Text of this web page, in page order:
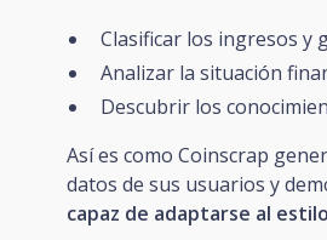
Clasificar los ingresos y
Analizar la situación
Descubrir los
Así es como Coinscrap
datos de sus usuarios y
capaz de adaptarse al